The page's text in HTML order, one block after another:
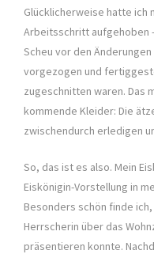
Glücklicherweise hatte ich
Arbeitsschritt aufgehoben
Scheu vor den
vorgezogen und
zugeschnitten waren. Das
kommende Kleider: Die
zwischendurch erledigen
So, das ist es also. Mein
Eiskönigin-Vorstellung in
Besonders schön finde
Herrscherin über das
präsentieren konnte.